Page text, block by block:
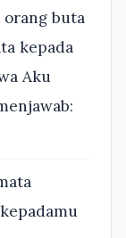
orang buta
kepada
Aku